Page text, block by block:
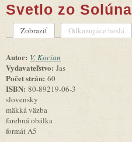
Svetlo zo Solúna
Zobraziť (aktívna karta)
Odkazujúce heslá
Autor: V. Kocian
Vydavateľstvo: Jas
Počet strán: 60
ISBN: 80-89219-06-3
slovensky
mäkká väzba
farebná obálka
formát A5